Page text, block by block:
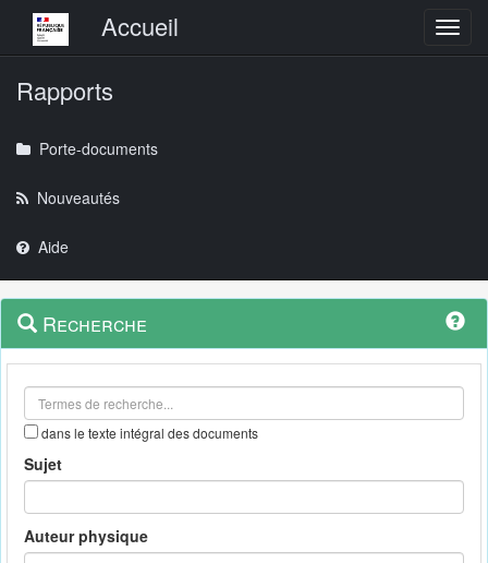
Menu principalAccueil
Rapports
Porte-documents
Nouveautés
Aide
Navigation
outils
Menu
contextuel
Recherche
dans le texte intégral des documents
Sujet
Auteur physique